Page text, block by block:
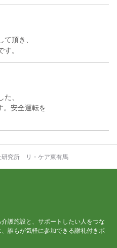
頂き、
、
。安全運転を
研究所 リ・ケア東有馬
護施設と、サポートしたい人をつな
誰もが気軽に参加できる謝礼付きボ